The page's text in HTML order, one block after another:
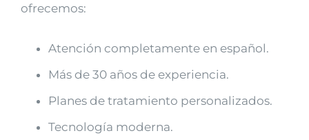
ofrecemos:
Atención completamente en español.
Más de 30 años de experiencia.
Planes de tratamiento personalizados.
Tecnología moderna.